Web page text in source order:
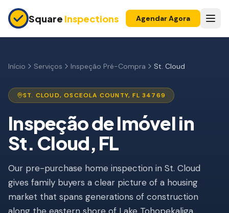
Square Inspections Agendar Agora
Inspeção Pré-Compra
Garantia 11 Meses
Inspeção de Apartamento
Inspeção Pré-Listagem
Imóvel para Investimento
INSPEÇÕES DE SEGURO
Inspeção 4 Pontos
Início Serviços Inspeção Pré-Compra St. Cloud
ST. CLOUD,OSCEOLA COUNTY, FL 34769
Inspeção de Imóvelin
St. Cloud, FL
Our pre-purchase home inspection in St. Cloud
gives family buyers a clear picture of a housing
market that spans generations of construction